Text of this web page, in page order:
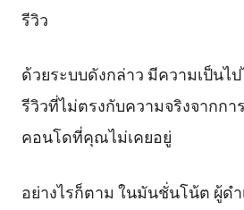
รีวิว
ด้วยระบบดังกล่าว มีความเป็นไ
รีวิวที่ไม่ตรงกับความจริงจากกา
คอนโดที่คุณไม่เคยอยู่
อย่างไรก็ตาม ในมันชั่นโน้ต ผู้ด